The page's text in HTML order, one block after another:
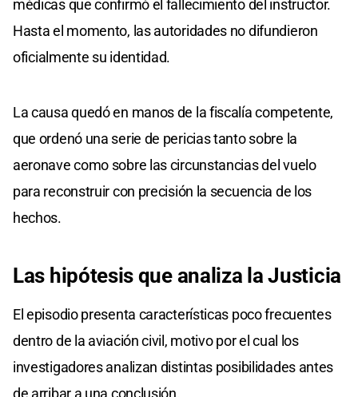
médicas que confirmó el fallecimiento del instructor.
Hasta el momento, las autoridades no difundieron
oficialmente su identidad.
La causa quedó en manos de la fiscalía competente,
que ordenó una serie de pericias tanto sobre la
aeronave como sobre las circunstancias del vuelo
para reconstruir con precisión la secuencia de los
hechos.
Las hipótesis que analiza la Justicia
El episodio presenta características poco frecuentes
dentro de la aviación civil, motivo por el cual los
investigadores analizan distintas posibilidades antes
de arribar a una conclusión.